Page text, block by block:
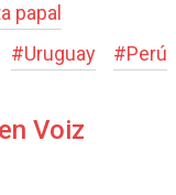
papal
#Uruguay #Perú
Voiz